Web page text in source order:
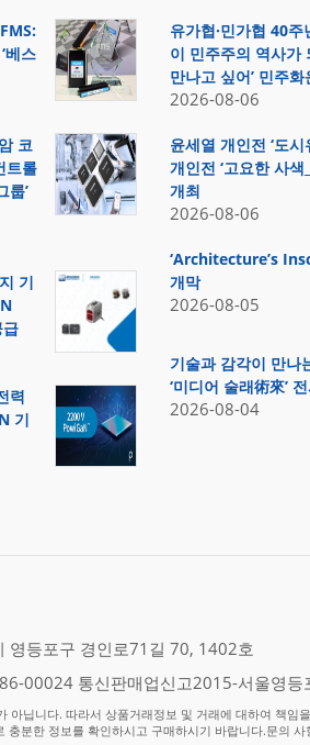
베스
코
트롤
룹’
기
급
력
기
유가협·민가협 40
이 민주주의 역사가
만나고 싶어’ 민주
2026-08-06
윤세열 개인전 ‘도시
개인전 ‘고요한 사
개최
2026-08-06
‘Architecture’s
개막
2026-08-05
기술과 감각이 만
‘미디어 술래術來’
2026-08-04
영등포구 경인로71길 70, 1402호
00024 통신판매업신고2015-서울영등
아닙니다. 따라서 상품거래정보 및 거래에 대하여 책임
분한 정보를 확인하시고 구매하시기 바랍니다.문의